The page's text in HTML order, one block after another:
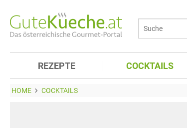
REZEPTE COCKTAILS
HOME COCKTAILS